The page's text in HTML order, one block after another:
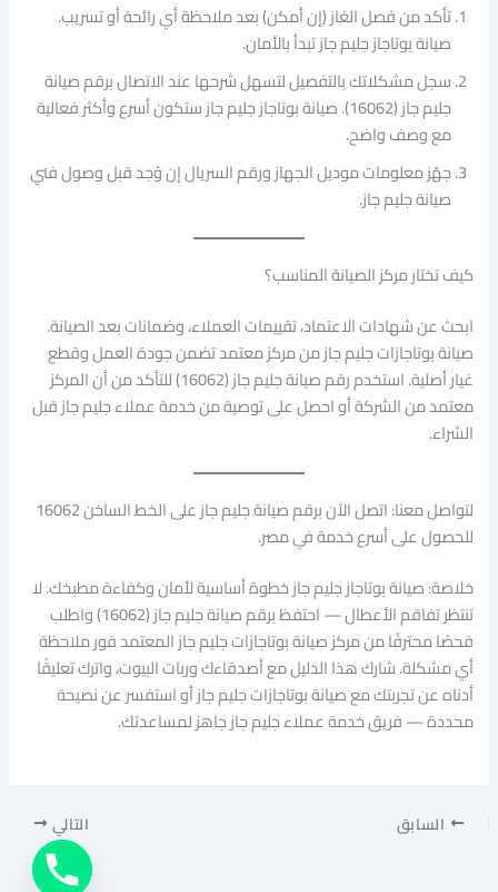
تأكد من فصل الغاز (إن أمكن) بعد ملاحظة أي رائحة أو تسريب.
صيانة بوتاجاز جليم جاز تبدأ بالأمان.
سجل مشكلاتك بالتفصيل لتسهل شرحها عند الاتصال برقم صيانة
جليم جاز (16062). صيانة بوتاجاز جليم جاز ستكون أسرع وأكثر فعالية
مع وصف واضح.
جهّز معلومات موديل الجهاز ورقم السريال إن وُجد قبل وصول فني
صيانة جليم جاز.
كيف تختار مركز الصيانة المناسب؟
ابحث عن شهادات الاعتماد، تقييمات العملاء، وضمانات بعد الصيانة.
صيانة بوتاجازات جليم جاز من مركز معتمد تضمن جودة العمل وقطع
غيار أصلية. استخدم رقم صيانة جليم جاز (16062) للتأكد من أن المركز
معتمد من الشركة أو احصل على توصية من خدمة عملاء جليم جاز قبل
الشراء.
لتواصل معنا: اتصل الآن برقم صيانة جليم جاز على الخط الساخن 16062
للحصول على أسرع خدمة في مصر.
خلاصة: صيانة بوتاجاز جليم جاز خطوة أساسية لأمان وكفاءة مطبخك. لا
تنتظر تفاقم الأعطال — احتفظ برقم صيانة جليم جاز (16062) واطلب
فحصًا محترفًا من مركز صيانة بوتاجازات جليم جاز المعتمد فور ملاحظة
أي مشكلة. شارك هذا الدليل مع أصدقاءك وربات البيوت، واترك تعليقًا
أدناه عن تجربتك مع صيانة بوتاجازات جليم جاز أو استفسر عن نصيحة
محددة — فريق خدمة عملاء جليم جاز جاهز لمساعدتك.
السابق التالي